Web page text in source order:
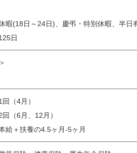
暇(18日～24日)、慶弔・特別休暇、半日
日
（4月）
回（6月、12月）
給＋扶養の4.5ヶ月-5ヶ月